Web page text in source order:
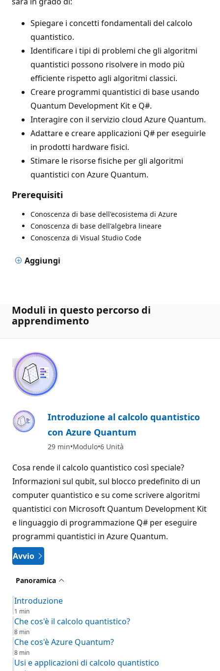
Spiegare i concetti fondamentali del calcolo
quantistico.
Identificare i tipi di problemi che gli algoritmi
quantistici possono risolvere in modo più
efficiente rispetto agli algoritmi classici.
Creare programmi quantistici di base usando
Quantum Development Kit e Q#.
Interagire con il servizio cloud Azure Quantum.
Adattare e creare applicazioni Q# per eseguirle
in prodotti hardware fisici.
Stimare le risorse fisiche per gli algoritmi
quantistici con Azure Quantum.
Prerequisiti
Conoscenza di base dell'ecosistema di Azure
Conoscenza di base dell'algebra lineare
Conoscenza di Visual Studio Code
Aggiungi
Moduli in questo percorso di
apprendimento
700 XP
Introduzione al calcolo quantistico
con Azure Quantum
29 min Modulo 6 Unità
Cosa rende il calcolo quantistico così speciale?
Informazioni sul qubit, sul blocco predefinito di un
computer quantistico e su come scrivere algoritmi
quantistici con Microsoft Quantum Development Kit
e linguaggio di programmazione Q# per eseguire
programmi quantistici in Azure Quantum.
Avvio
Panoramica
Introduzione
1 min
Che cos'è il calcolo quantistico?
8 min
Che cos'è Azure Quantum?
8 min
Usi e applicazioni di calcolo quantistico